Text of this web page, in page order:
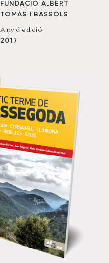
FUNDACIÓ ALBERT
TOMÀS I BASSOLS
Any d'edició
2017